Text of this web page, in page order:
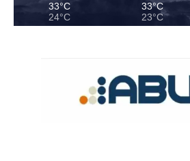
33°C
24°C
33°C
23°C